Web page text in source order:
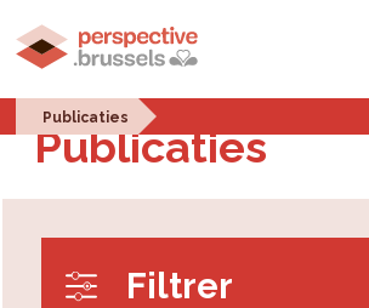
Publicaties
Publicaties
Filtrer